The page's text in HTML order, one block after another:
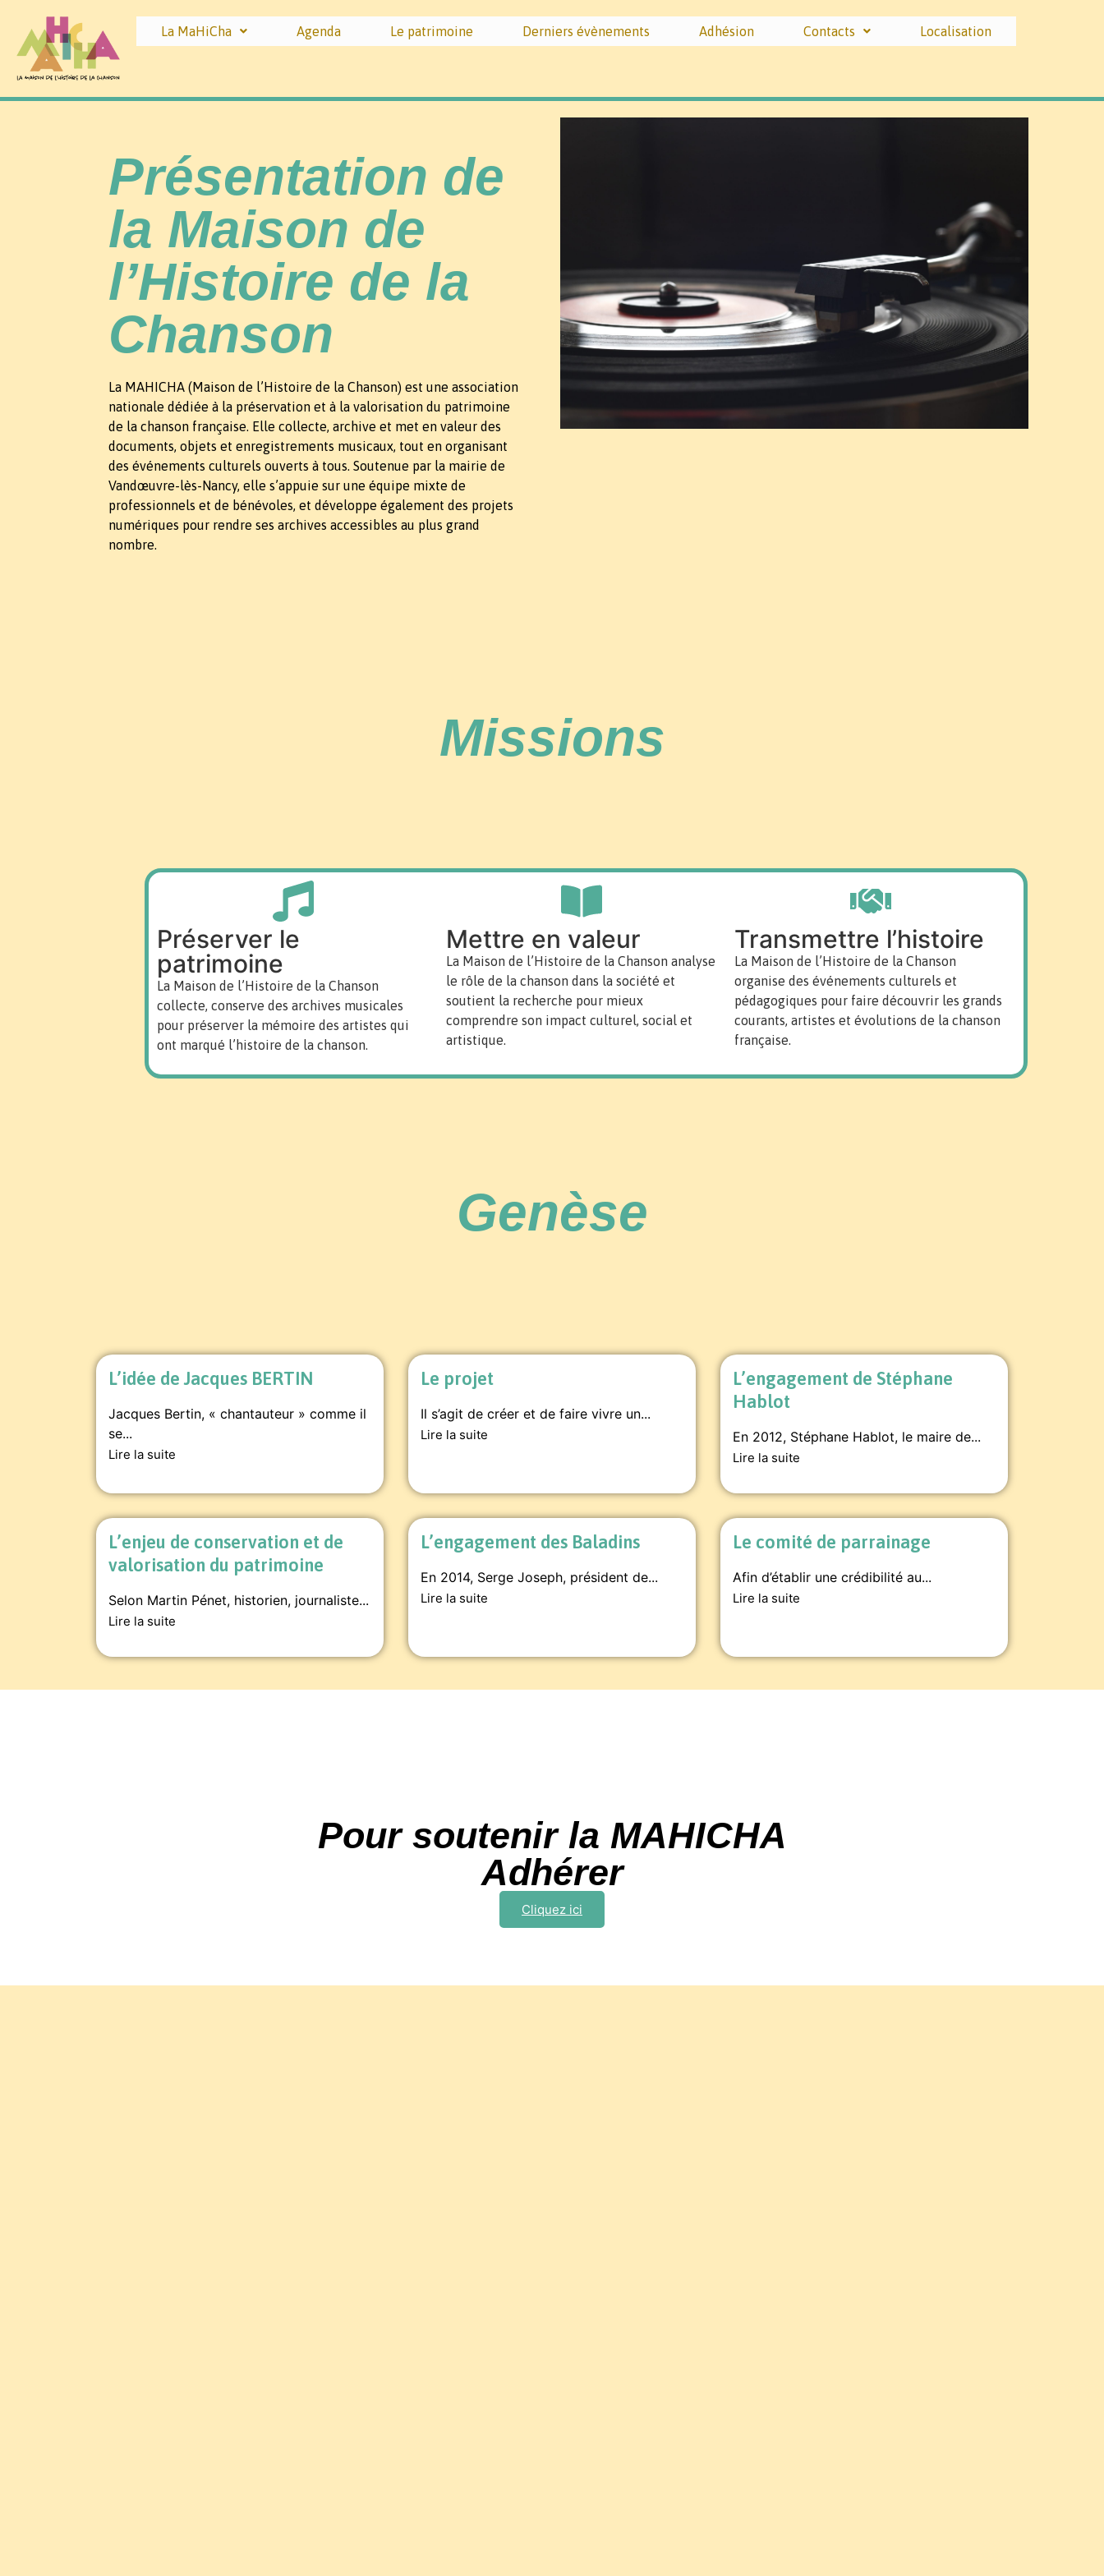
La MaHiCha Agenda Le patrimoine Derniers évènements Adhésion Contacts Localisation
Présentation de
la Maison de
l’Histoire de la
Chanson
La MAHICHA (Maison de l’Histoire de la Chanson) est une association
nationale dédiée à la préservation et à la valorisation du patrimoine
de la chanson française. Elle collecte, archive et met en valeur des
documents, objets et enregistrements musicaux, tout en organisant
des événements culturels ouverts à tous. Soutenue par la mairie de
Vandœuvre-lès-Nancy, elle s’appuie sur une équipe mixte de
professionnels et de bénévoles, et développe également des projets
numériques pour rendre ses archives accessibles au plus grand
nombre.
Missions
Préserver le
patrimoine
La Maison de l’Histoire de la Chanson
collecte, conserve des archives musicales
pour préserver la mémoire des artistes qui
ont marqué l’histoire de la chanson.
Mettre en valeur
La Maison de l’Histoire de la Chanson analyse
le rôle de la chanson dans la société et
soutient la recherche pour mieux
comprendre son impact culturel, social et
artistique.
Transmettre l’histoire
La Maison de l’Histoire de la Chanson
organise des événements culturels et
pédagogiques pour faire découvrir les grands
courants, artistes et évolutions de la chanson
française.
Genèse
L’idée de Jacques BERTIN
Jacques Bertin, « chantauteur » comme il
se...
Lire la suite
Le projet
Il s’agit de créer et de faire vivre un...
Lire la suite
L’engagement de Stéphane
Hablot
En 2012, Stéphane Hablot, le maire de...
Lire la suite
L’enjeu de conservation et de
valorisation du patrimoine
Selon Martin Pénet, historien, journaliste...
Lire la suite
L’engagement des Baladins
En 2014, Serge Joseph, président de...
Lire la suite
Le comité de parrainage
Afin d’établir une crédibilité au...
Lire la suite
Pour soutenir la MAHICHA
Adhérer
Cliquez ici